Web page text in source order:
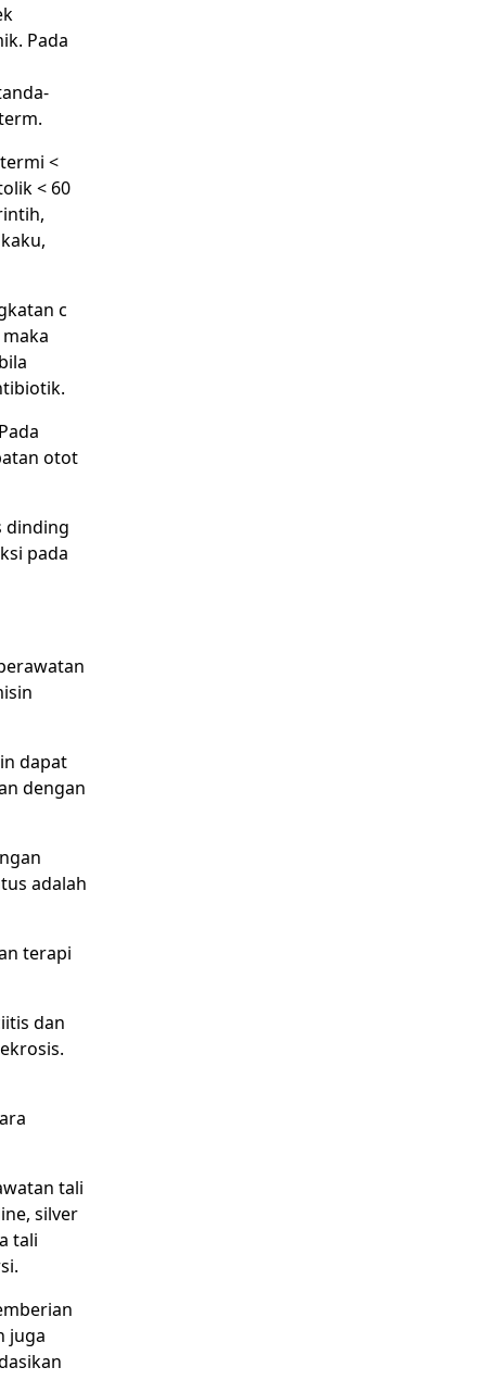
Pada
<
< 60
c
otot
dinding
pada
dapat
dengan
adalah
terapi
dan
tali
silver
tali
juga